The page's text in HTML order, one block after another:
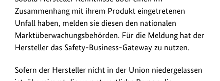
Zusammenhang mit ihrem Produkt eingetretenen
Unfall haben, melden sie diesen den nationalen
Marktüberwachungsbehörden. Für die Meldung hat der
Hersteller das Safety-Business-Gateway zu nutzen.
Sofern der Hersteller nicht in der Union niedergelassen